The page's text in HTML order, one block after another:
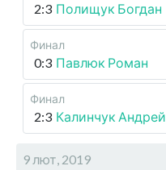
2:3 Полищук Богдан
Финал
0:3 Павлюк Роман
Финал
2:3 Калинчук Андрей
9 лют, 2019